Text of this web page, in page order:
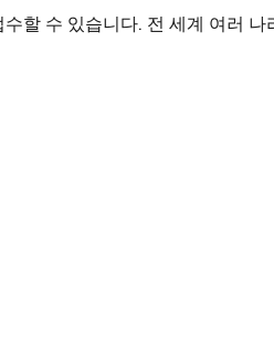
할 수 있습니다. 전 세계 여러 나